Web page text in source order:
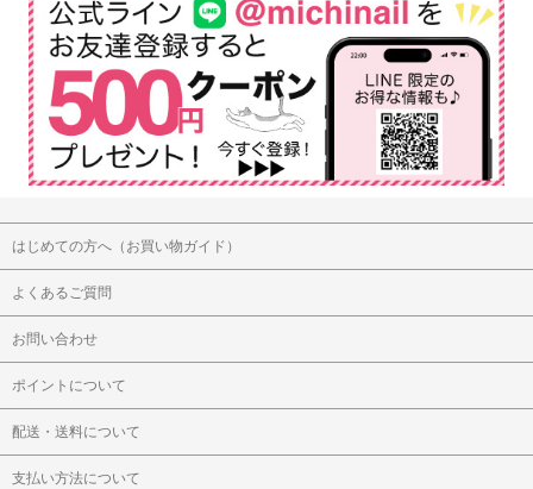
はじめての方へ（お買い物ガイド）
よくあるご質問
お問い合わせ
ポイントについて
配送・送料について
支払い方法について